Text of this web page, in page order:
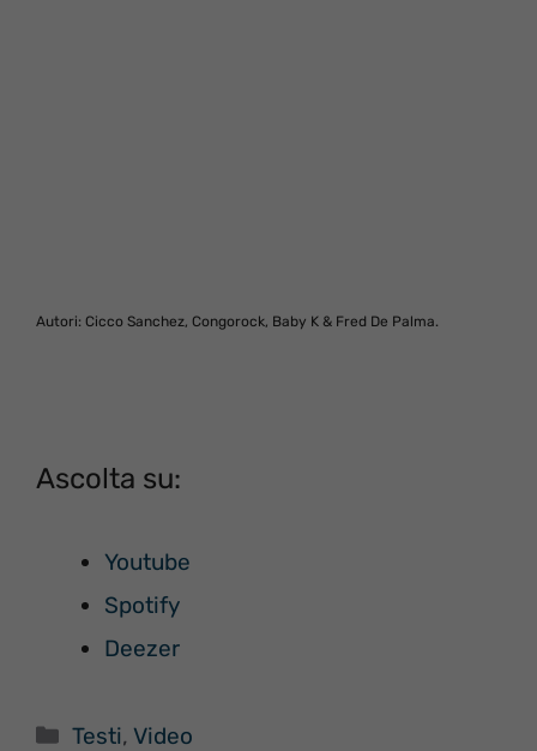
Autori: Cicco Sanchez, Congorock, Baby K & Fred De Palma.
Ascolta su:
Youtube
Spotify
Deezer
Categorie
Testi,Video